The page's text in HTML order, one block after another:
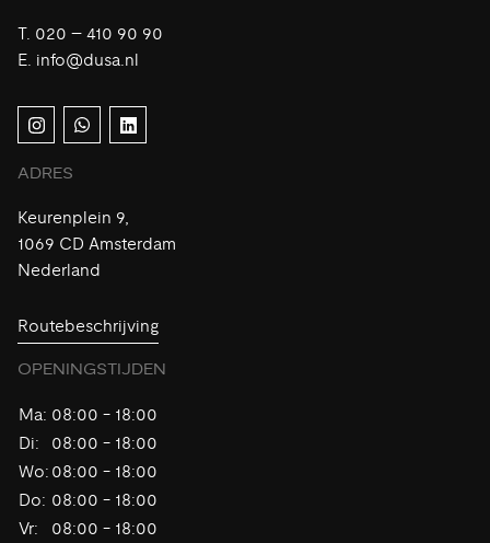
T. 020 – 410 90 90
E. info@dusa.nl
ADRES
Keurenplein 9,
1069 CD Amsterdam
Nederland
Routebeschrijving
OPENINGSTIJDEN
Ma: 08:00 - 18:00
Di:
08:00 - 18:00
Wo: 08:00 - 18:00
Do: 08:00 - 18:00
Vr:
08:00 - 18:00